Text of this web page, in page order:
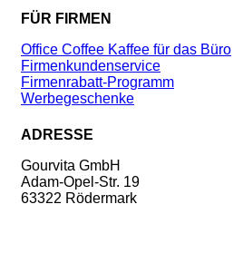
FÜR FIRMEN
Office Coffee Kaffee für das Büro
Firmenkundenservice
Firmenrabatt-Programm
Werbegeschenke
ADRESSE
Gourvita GmbH
Adam-Opel-Str. 19
63322 Rödermark